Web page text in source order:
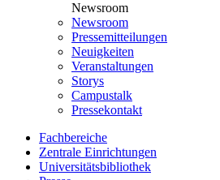
Newsroom
Newsroom
Pressemitteilungen
Neuigkeiten
Veranstaltungen
Storys
Campustalk
Pressekontakt
Fachbereiche
Zentrale Einrichtungen
Universitätsbibliothek